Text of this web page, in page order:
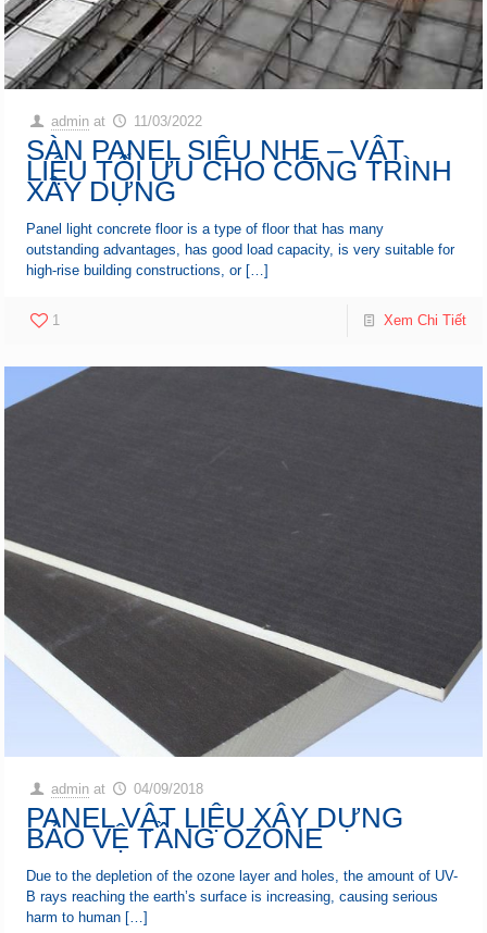
admin at 11/03/2022
SÀN PANEL SIÊU NHẸ – VẬT
LIỆU TỐI ƯU CHO CÔNG TRÌNH
XÂY DỰNG
Panel light concrete floor is a type of floor that has many
outstanding advantages, has good load capacity, is very suitable for
high-rise building constructions, or[…]
1 Xem Chi Tiết
admin at 04/09/2018
PANEL VẬT LIỆU XÂY DỰNG
BẢO VỆ TẦNG OZONE
Due to the depletion of the ozone layer and holes, the amount of UV-
B rays reaching the earth’s surface is increasing, causing serious
harm to human […]